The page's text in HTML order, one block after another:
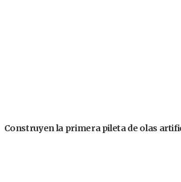
Construyen la primera pileta de olas